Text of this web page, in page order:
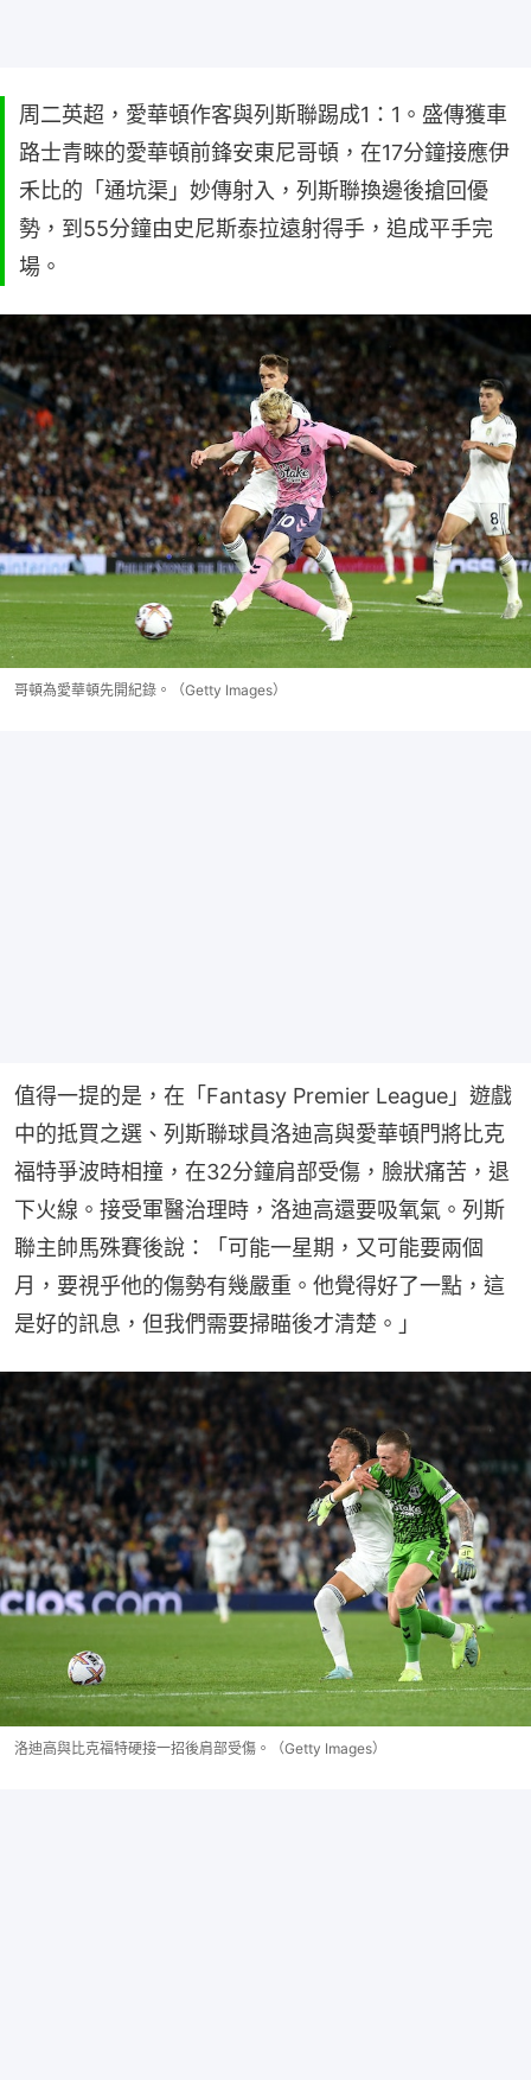
周二英超，愛華頓作客與列斯聯踢成1：1。盛傳獲車
路士青睞的愛華頓前鋒安東尼哥頓，在17分鐘接應伊
禾比的「通坑渠」妙傳射入，列斯聯換邊後搶回優
勢，到55分鐘由史尼斯泰拉遠射得手，追成平手完
場。
哥頓為愛華頓先開紀錄。（Getty Images）
值得一提的是，在「Fantasy Premier League」遊戲
中的抵買之選、列斯聯球員洛迪高與愛華頓門將比克
福特爭波時相撞，在32分鐘肩部受傷，臉狀痛苦，退
下火線。接受軍醫治理時，洛迪高還要吸氧氣。列斯
聯主帥馬殊賽後說：「可能一星期，又可能要兩個
月，要視乎他的傷勢有幾嚴重。他覺得好了一點，這
是好的訊息，但我們需要掃瞄後才清楚。」
洛迪高與比克福特硬接一招後肩部受傷。（Getty Images）